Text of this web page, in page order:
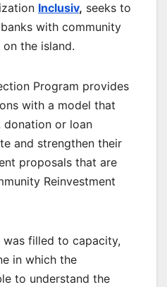
Inclusiv, seeks to
with community
the island.
Program provides
with a model that
donation or loan
and strengthen their
proposals that are
Reinvestment
filled to capacity,
in which the
to understand the